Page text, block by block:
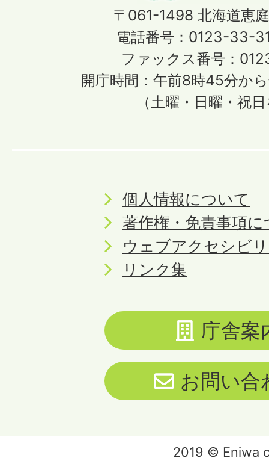
〒061-1498 北海道恵
電話番号：0123-33-
ファックス番号：
開庁時間：午前8時45分か
（土曜・日曜・祝
個人情報について
著作権・免責事項
ウェブアクセシビ
リンク集
庁舎案
お問い合
2019 © Eniwa